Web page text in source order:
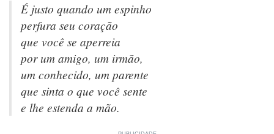
É justo quando um espinho
perfura seu coração
que você se aperreia
por um amigo, um irmão,
um conhecido, um parente
que sinta o que você sente
e lhe estenda a mão.